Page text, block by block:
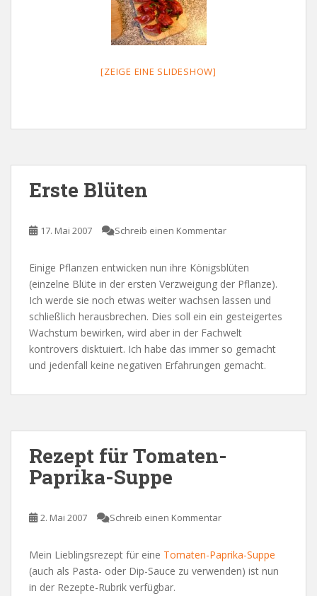
[ZEIGE EINE SLIDESHOW]
Erste Blüten
17. Mai 2007 Schreib einen Kommentar
Einige Pflanzen entwicken nun ihre Königsblüten
(einzelne Blüte in der ersten Verzweigung der Pflanze).
Ich werde sie noch etwas weiter wachsen lassen und
schließlich herausbrechen. Dies soll ein ein gesteigertes
Wachstum bewirken, wird aber in der Fachwelt
kontrovers disktuiert. Ich habe das immer so gemacht
und jedenfall keine negativen Erfahrungen gemacht.
Rezept für Tomaten-
Paprika-Suppe
2. Mai 2007 Schreib einen Kommentar
Mein Lieblingsrezept für eine Tomaten-Paprika-Suppe
(auch als Pasta- oder Dip-Sauce zu verwenden) ist nun
in der Rezepte-Rubrik verfügbar.